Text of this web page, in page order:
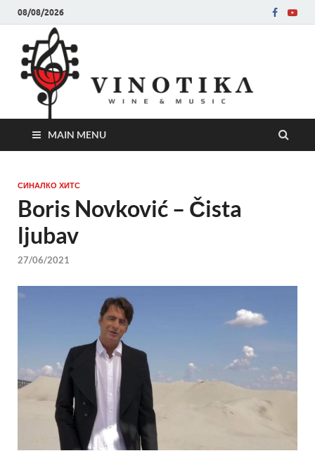
08/08/2026
MAIN MENU
СИНАЛКО ХИТС
Boris Novković – Čista
ljubav
27/06/2021